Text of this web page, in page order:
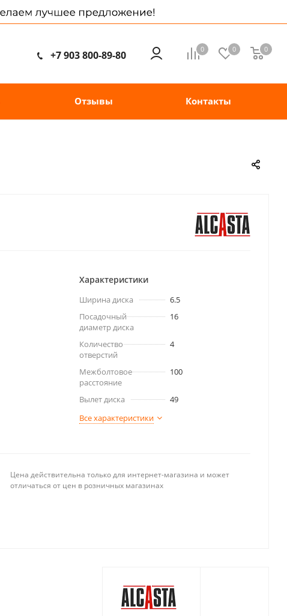
0 0 0
+7 903 800-89-80
Отзывы Контакты
Характеристики
Ширина диска
6.5
Посадочный
диаметр диска
16
Количество
отверстий
4
Межболтовое
расстояние
100
Вылет диска
49
Все характеристики
Цена действительна только для интернет-магазина и может
отличаться от цен в розничных магазинах